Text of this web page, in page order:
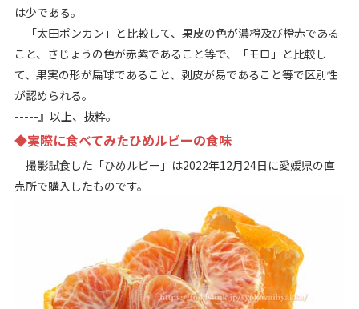
は少である。
「太田ポンカン」と比較して、果皮の色が濃橙及び橙赤である
こと、さじょうの色が赤紫であること等で、「モロ」と比較し
て、果実の形が扁球であること、剥皮が易であること等で区別性
が認められる。
-----』以上、抜粋。
◆実際に食べてみたひめルビーの食味
撮影試食した「ひめルビー」は2022年12月24日に愛媛県の直
売所で購入したものです。